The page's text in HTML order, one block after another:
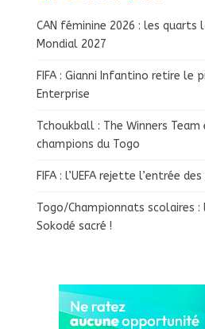
CAN féminine 2026 : les quarts
Mondial 2027
FIFA : Gianni Infantino retire le
Enterprise
Tchoukball : The Winners Team
champions du Togo
FIFA : l’UEFA rejette l’entrée
Togo/Championnats scolaires :
Sokodé sacré !